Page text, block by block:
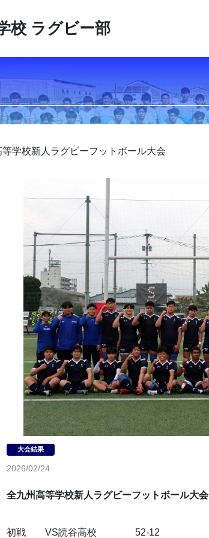
校 ラグビー部
学校新人ラグビーフットボール大会
2026/02/24
全九州高等学校新人ラグビーフットボール大会
初戦　　VS読谷高校　　　　52-12